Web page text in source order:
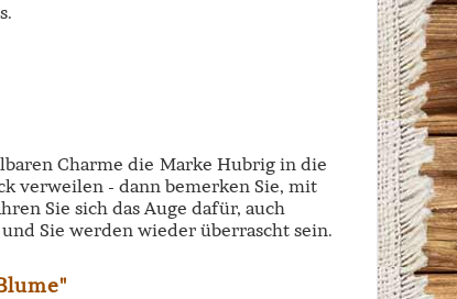
Charme die Marke Hubrig in die
verweilen - dann bemerken Sie, mit
Sie sich das Auge dafür, auch
Sie werden wieder überrascht sein.